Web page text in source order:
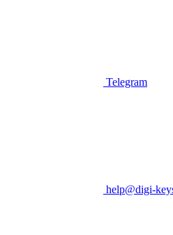
Telegram
help@digi-